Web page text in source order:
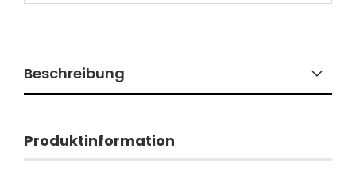
Beschreibung
Produktinformation